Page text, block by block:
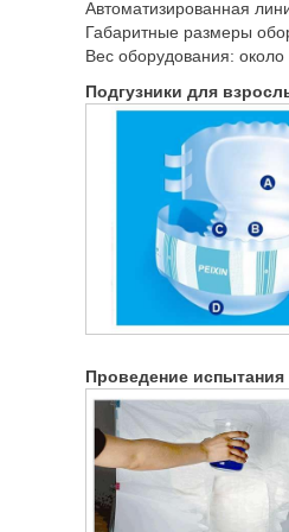
Автоматизированная
Габаритные размеры
Вес оборудования: около
Подгузники для
Проведение